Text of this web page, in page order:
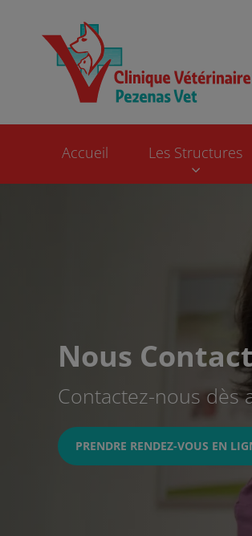
Accueil Les Structures
Nous
Contactez-nous dès
PRENDRE RENDEZ-VOUS EN